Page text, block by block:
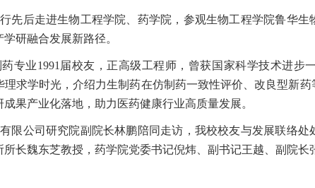
先后走进生物工程学院、药学院，参观生物工程学院鲁华
研融合发展新路径。
专业1991届校友，正高级工程师，曾获国家科学技术进步
理求学时光，介绍力生制药在仿制药一致性评价、改良型新
果产业化落地，助力医药健康行业高质量发展。
限公司研究院副院长林鹏陪同走访，我校校友与发展联络
长魏东芝教授，药学院党委书记倪炜、副书记王越、副院长